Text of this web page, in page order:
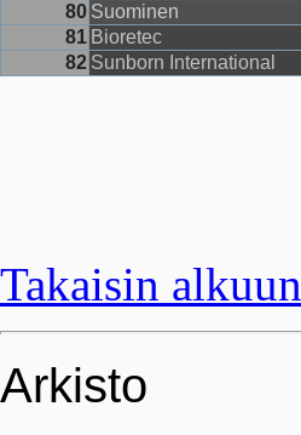
80 Suominen
81 Bioretec
82 Sunborn International
Takaisin alkuun
Arkisto